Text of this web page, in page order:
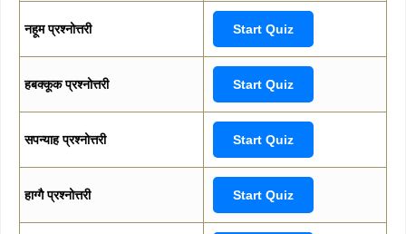
नहूम प्रश्नोत्तरी Start Quiz
हबक्कूक प्रश्नोत्तरी Start Quiz
सपन्याह प्रश्नोत्तरी Start Quiz
हाग्गै प्रश्नोत्तरी Start Quiz